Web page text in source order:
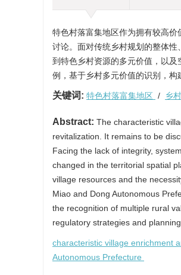
特色村落富集地区作为拥有较高
讨论。面对传统乡村规划的整体
到特色乡村资源的多元价值，以
例，基于乡村多元价值的识别，构
关键词: 特色村落富集地区 / 乡
Abstract: The characteristic
revitalization. It remains to be
Facing the lack of integrity,
changed in the territorial spatial
village resources and the
Miao and Dong Autonomous
the recognition of multiple rural
regulatory strategies and
characteristic village enrichment
Autonomous Prefecture